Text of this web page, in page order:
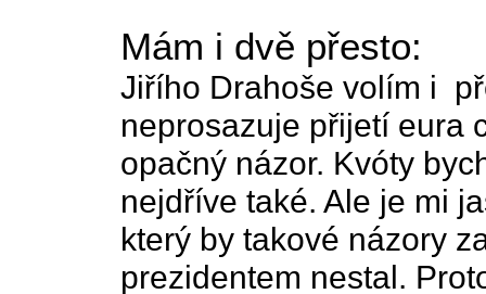
Mám i dvě přesto:
Jiřího Drahoše volím i
neprosazuje přijetí eura
opačný názor. Kvóty
nejdříve také. Ale je mi
který by takové názory
prezidentem nestal.